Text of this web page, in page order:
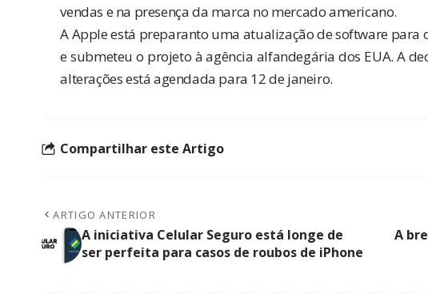
vendas e na presença da marca no mercado americano.
A Apple está preparanto uma atualização de software para
e submeteu o projeto à agência alfandegária dos EUA. A
alterações está agendada para 12 de janeiro.
Compartilhar este Artigo
ARTIGO ANTERIOR
A iniciativa Celular Seguro está longe de
ser perfeita para casos de roubos de iPhone
A